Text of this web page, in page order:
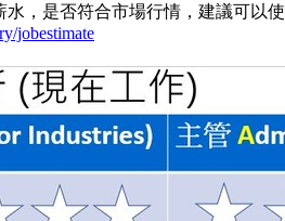
，是否符合市場行情，建議可以
jobestimate